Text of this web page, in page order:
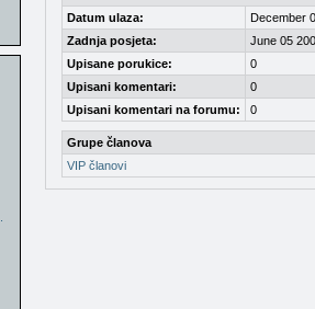
Datum ulaza:
December
Zadnja posjeta:
June 05
Upisane porukice:
0
Upisani komentari:
0
Upisani komentari na forumu:
0
Grupe članova
VIP članovi